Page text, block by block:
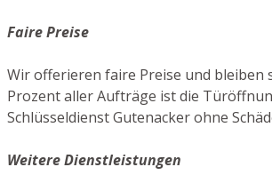
Faire Preise
Wir offerieren faire Preise und bleiben
Prozent aller Aufträge ist die
Schlüsseldienst Gutenacker ohne
Weitere Dienstleistungen